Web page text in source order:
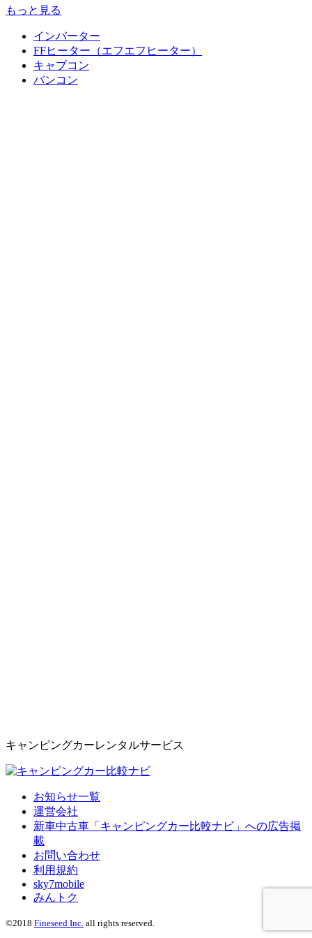
もっと見る
インバーター
FFヒーター（エフエフヒーター）
キャブコン
バンコン
キャンピングカーレンタルサービス
お知らせ一覧
運営会社
新車中古車「キャンピングカー比較ナビ」への広告掲
載
お問い合わせ
利用規約
sky7mobile
みんトク
©2018 Fineseed Inc. all rights reserved.